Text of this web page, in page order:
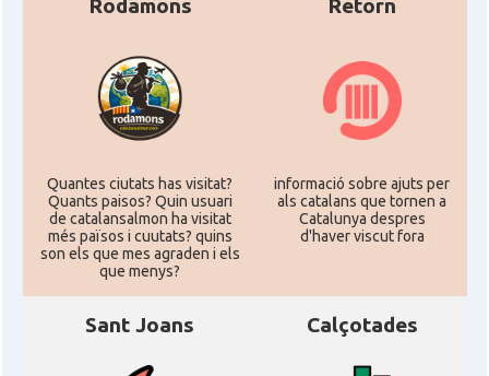
Rodamons
Quantes ciutats has visitat?
Quants paisos? Quin usuari
de catalansalmon ha visitat
més països i cuutats? quins
son els que mes agraden i els
que menys?
Retorn
informació sobre ajuts per
als catalans que tornen a
Catalunya despres
d'haver viscut fora
Sant Joans Calçotades